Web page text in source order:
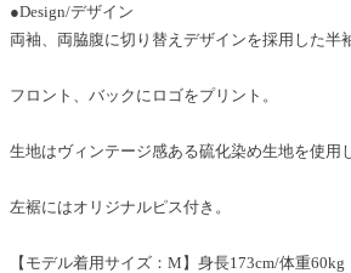
●Design/デザイン
両袖、両脇腹に切り替えデザインを採用した半
フロント、バックにロゴをプリント。
生地はヴィンテージ感ある硫化染め生地を使用
左裾にはオリジナルピス付き。
【モデル着用サイズ：M】身長173cm/体重60kg